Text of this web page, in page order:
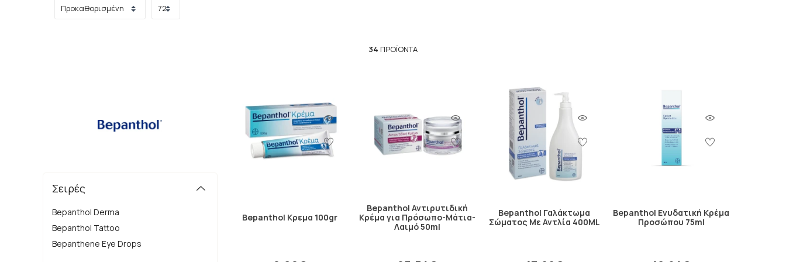
Στη Bepanthol, η αφοσίωσή τους είναι να προσφέρουν αποτελεσματικά προϊόντα που να προστατεύουν και να περιποιούνται το δέρμα σας. Κατανοούν τη
σημασία της υγιεινής επιδερμίδας για την ευεξία και την αυτοπεποίθησή σας, και για αυτό δεν σταματούν ποτέ να εργάζονται για την παροχή προϊόντων που να
Η φροντίδα του δέρματος είναι ένα θέμα που απαιτεί εξειδίκευση και επιστημονική προσέγγιση.
ευρήματα και την καλύτερη δυνατή σύνθεση για να δημιουργήσουν προϊόντα που να προστατεύουν, να θρέφουν και να αναζωογονούν το δέρμα σας.
Στην Bepanthol, παραμένουν σε συνεχή αναζήτηση νέων τεχνολογιών και συστατικών που να βελτιώνουν τη φροντίδα του δέρματος. Η εξέλιξη και η καινοτομία
είναι οι κινητήριες δυνάμεις πίσω από τη δημιουργία τους. Μέσα από την έρευνα και τη συνεργασία με επιστημονικούς φορείς, διασφαλίζουν ότι τα προϊόντα
τους προσφέρουν τις πιο αποτελεσματικές και καινοτόμες λύσεις για το δέρμα.
Συνεχίζουν να πρωτοπορούν στον τομέα της φροντίδας του δέρματος για να προσφέρουν τα καλύτερα προϊόντα για την επιδερμίδα σας.
Η εμπιστοσύνη των πελατών είναι η κινητήρια δύναμη της
φροντίδα του δέρματος, έχουν κατακτήσει την εμπιστοσύνη των πελατών τους. Η αξιοπιστία τους έχει αναγνωριστεί και συνιστάται από επαγγελματίες και
ειδικούς στον τομέα της δερματολογίας.
Η εταιρίαBepanthol
και δραστηριοποιείται στην κατασκευή και διάθεση καλλυντικών και φαρμακευτικών προϊόντων για
34 ΠΡΟΪΌΝΤΑ
Σειρές
Bepanthol Derma
Bepanthol Tattoo
Bepanthene Eye Drops
Bepanthol Κρεμα 100gr
Bepanthol Αντιρυτιδική
Κρέμα για Πρόσωπο-Μάτια-
Λαιμό 50ml
Bepanthol Γαλάκτωμα
Σώματος Με Αντλία 400ML
Bepanthol Ενυδατική Κρέμα
Προσώπου 75ml